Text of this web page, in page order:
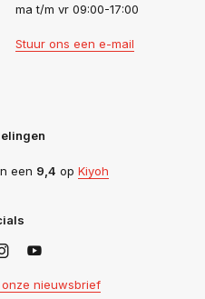
ma t/m vr 09:00-17:00
Stuur ons een e-mail
een 9,4 op Kiyoh
nieuwsbrief